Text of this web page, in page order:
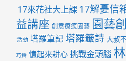
17來花社大上課 17解憂信
益講座 創意療癒園藝 園藝
活動 塔羅筆記 塔羅籤詩 大叔
巧鈴 憶起來耕心挑戰金頭腦